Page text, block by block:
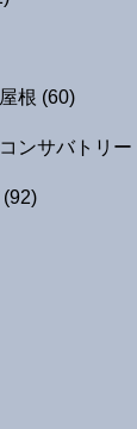
根 (60)
ンサバトリー
(92)